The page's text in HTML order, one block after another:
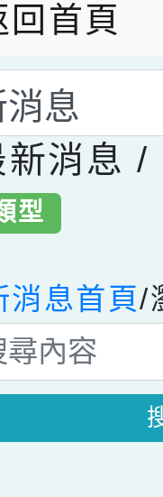
回首頁
後頁面
消息 /
型
消息首頁/